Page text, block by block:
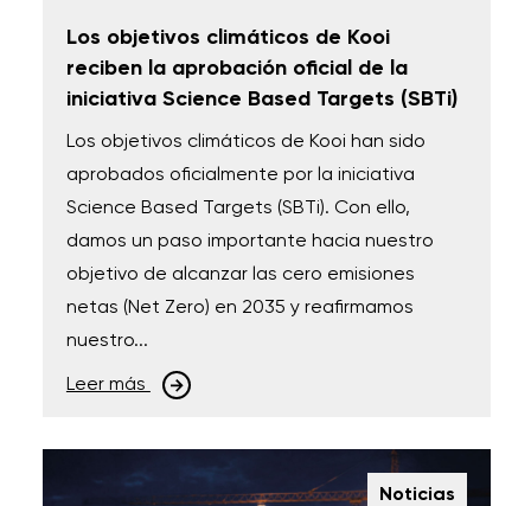
Los objetivos climáticos de Kooi
reciben la aprobación oficial de la
iniciativa Science Based Targets (SBTi)
Los objetivos climáticos de Kooi han sido
aprobados oficialmente por la iniciativa
Science Based Targets (SBTi). Con ello,
damos un paso importante hacia nuestro
objetivo de alcanzar las cero emisiones
netas (Net Zero) en 2035 y reafirmamos
nuestro...
Leer más
Noticias